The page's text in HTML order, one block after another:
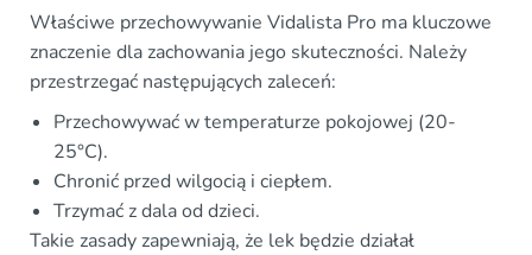
Właściwe przechowywanie Vidalista Pro ma kluczowe
znaczenie dla zachowania jego skuteczności. Należy
przestrzegać następujących zaleceń:
Przechowywać w temperaturze pokojowej (20-
25°C).
Chronić przed wilgocią i ciepłem.
Trzymać z dala od dzieci.
Takie zasady zapewniają, że lek będzie działał